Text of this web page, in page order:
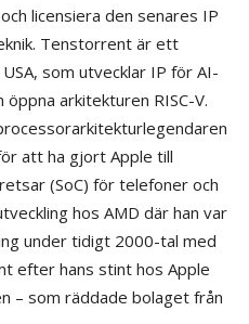
licensiera den senares IP
Tenstorrent är ett
som utvecklar IP för AI-
arkitekturen RISC-V.
att ha gjort Apple till
(SoC) för telefoner och
hos AMD där han var
under tidigt 2000-tal med
efter hans stint hos Apple
– som räddade bolaget från